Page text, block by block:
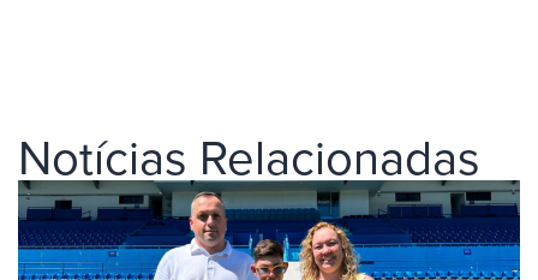
Notícias Relacionadas